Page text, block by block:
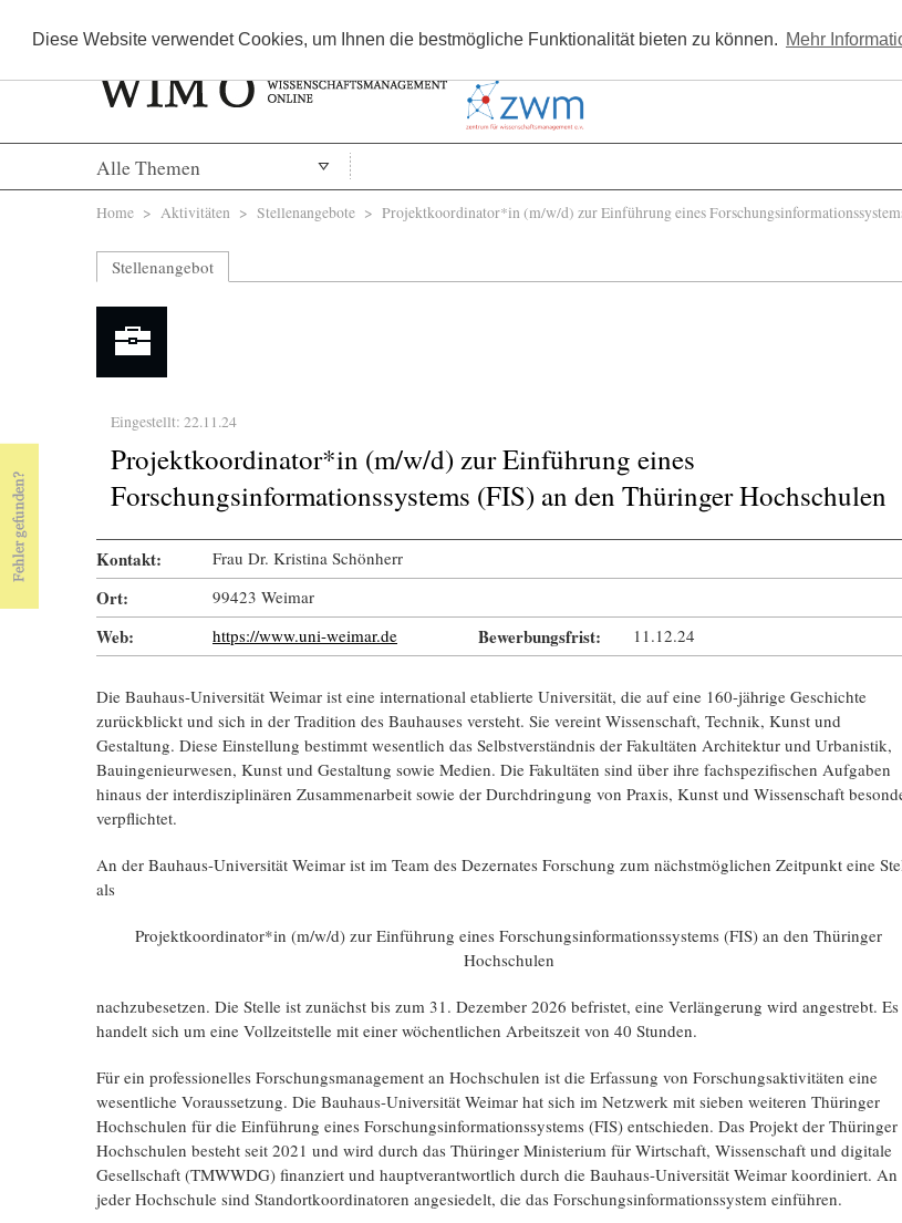
Diese Website verwendet Cookies, um Ihnen die bestmögliche Funktionalität bieten zu können. Mehr
Kostenlos
Alle Themen
Sie sind hier
Home > Aktivitäten > Stellenangebote > Projektkoordinator*in (m/w/d) zur Einführung eines
Stellenangebot
Eingestellt: 22.11.24
Projektkoordinator*in (m/w/d) zur Einführung eines
Forschungsinformationssystems (FIS) an den Thüringer Hochschulen
Kontakt: Frau Dr. Kristina Schönherr
Ort: 99423 Weimar
Web: https://www.uni-weimar.de Bewerbungsfrist: 11.12.24
Die Bauhaus-Universität Weimar ist eine international etablierte Universität, die auf eine 160-jährige Ge­schichte
zurückblickt und sich in der Tradition des Bauhauses versteht. Sie vereint Wissenschaft, Technik, Kunst und
Gestaltung. Diese Einstellung bestimmt wesentlich das Selbstverständnis der Fakultäten Archi­tektur und Urbanistik,
Bauingenieurwesen, Kunst und Gestaltung sowie Medien. Die Fakultäten sind über ihre fachspezifischen Aufgaben
hinaus der interdisziplinären Zusammenarbeit sowie der Durchdringung von Praxis, Kunst und Wissenschaft
verpflichtet.
An der Bauhaus-Universität Weimar ist im Team des Dezernates Forschung zum nächstmöglichen Zeit­punkt eine
als
Projektkoordinator*in (m/w/d) zur Einführung eines Forschungsinformationssystems (FIS) an den Thüringer
Hochschulen
nachzubesetzen. Die Stelle ist zunächst bis zum 31. Dezember 2026 befristet, eine Verlängerung wird angestrebt. Es
handelt sich um eine Vollzeitstelle mit einer wöchentlichen Arbeitszeit von 40 Stunden.
Für ein professionelles Forschungsmanagement an Hochschulen ist die Erfassung von Forschungsaktivi­täten eine
wesentliche Voraussetzung. Die Bauhaus-Universität Weimar hat sich im Netzwerk mit sieben weiteren Thüringer
Hochschulen für die Einführung eines Forschungsinformationssystems (FIS) entschie­den. Das Projekt der Thüringer
Hochschulen besteht seit 2021 und wird durch das Thüringer Ministerium für Wirtschaft, Wissenschaft und digitale
Gesellschaft (TMWWDG) finanziert und hauptverantwortlich durch die Bauhaus-Universität Weimar koordiniert. An
jeder Hochschule sind Standortkoordinatoren an­gesiedelt, die das Forschungsinformationssystem einführen.